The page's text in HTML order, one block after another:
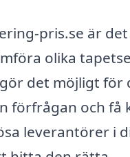
pris.se är
olika
det möjligt för
förfrågan och få
leverantörer i